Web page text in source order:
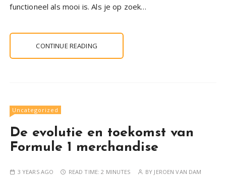
functioneel als mooi is. Als je op zoek…
CONTINUE READING
Uncategorized
De evolutie en toekomst van
Formule 1 merchandise
3 YEARS AGO READ TIME:2 MINUTES BY JEROEN VAN DAM